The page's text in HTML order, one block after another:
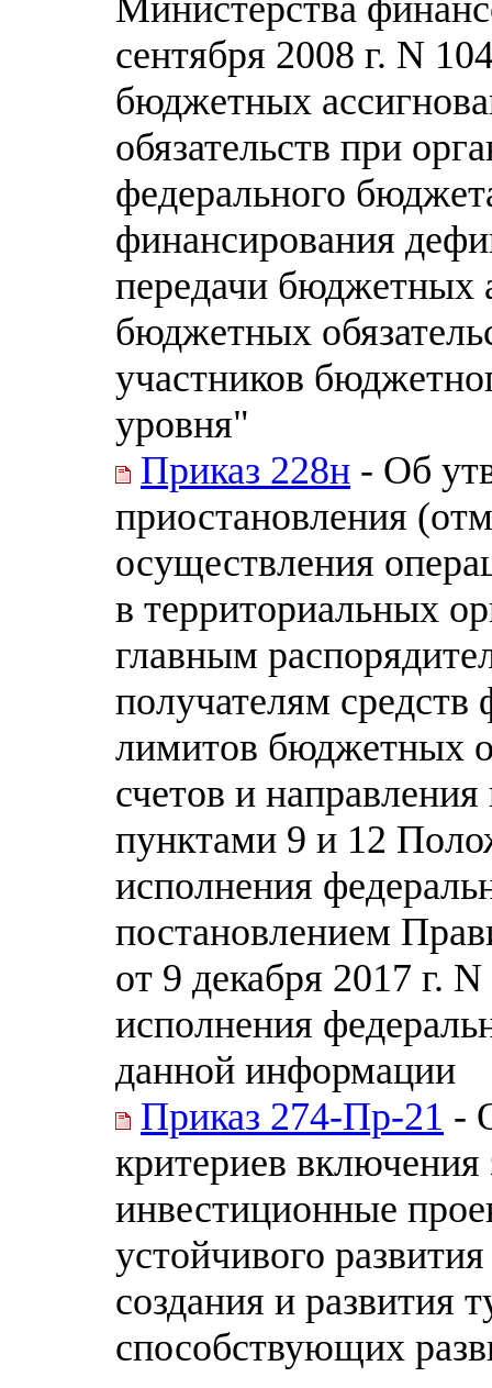
сентября 2008 г. N
бюджетных
обязательств при
федерального
финансирования
передачи бюджетных
бюджетных
участников
уровня"
Приказ 228н - Об
приостановления
осуществления
в территориальных
главным
получателям
лимитов бюджетных
счетов и
пунктами 9 и 12
исполнения
постановлением
от 9 декабря 2017 г.
исполнения
данной информации
Приказ 274-Пр-21 -
критериев
инвестиционные
устойчивого
создания и развития
способствующих